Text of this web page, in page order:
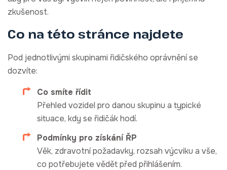
zkušenost.
Co na této stránce najdete
Pod jednotlivými skupinami řidičského oprávnění se
dozvíte:
Co smíte řídit
Přehled vozidel pro danou skupinu a typické
situace, kdy se řidičák hodí.
Podmínky pro získání ŘP
Věk, zdravotní požadavky, rozsah výcviku a vše,
co potřebujete vědět před přihlášením.